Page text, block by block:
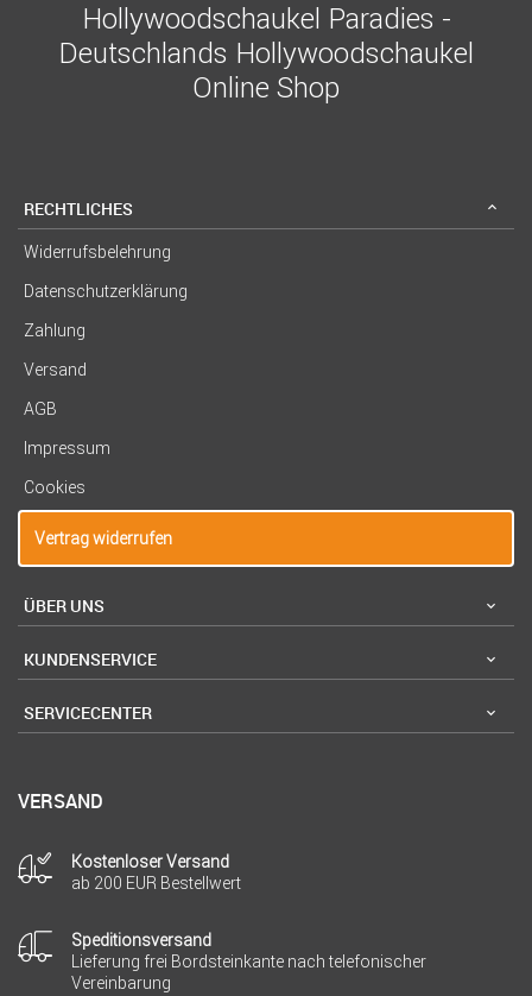
Hollywoodschaukel Paradies -
Deutschlands Hollywoodschaukel
Online Shop
RECHTLICHES
Widerrufsbelehrung
Datenschutzerklärung
Zahlung
Versand
AGB
Impressum
Cookies
Vertrag widerrufen
ÜBER UNS
KUNDENSERVICE
SERVICECENTER
VERSAND
Kostenloser Versand
ab 200 EUR Bestellwert
Speditionsversand
Lieferung frei Bordsteinkante nach telefonischer
Vereinbarung